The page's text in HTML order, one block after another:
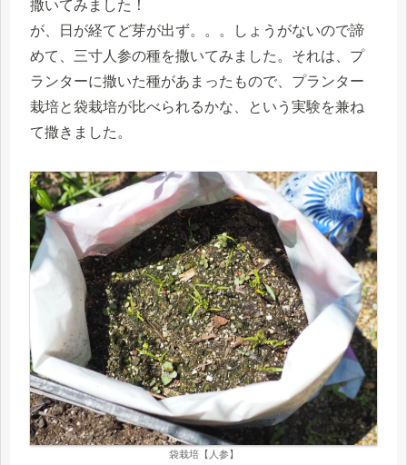
撒いてみました！
が、日が経てど芽が出ず。。。しょうがないので諦
めて、三寸人参の種を撒いてみました。それは、プ
ランターに撒いた種があまったもので、プランター
栽培と袋栽培が比べられるかな、という実験を兼ね
て撒きました。
袋栽培【人参】